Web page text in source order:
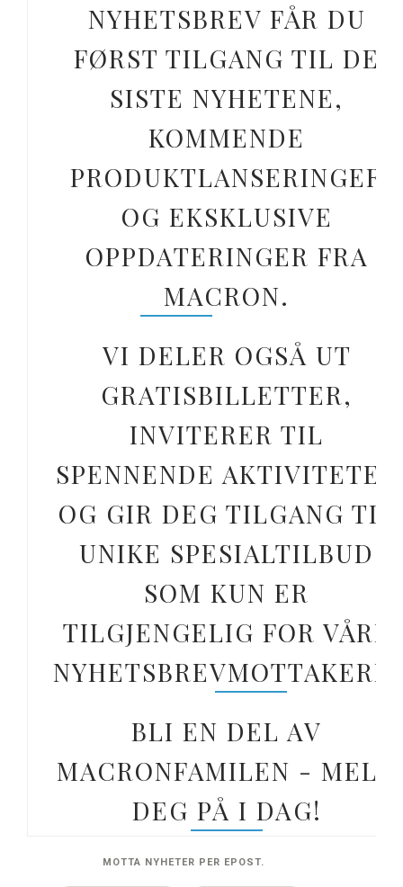
NYHETSBREV FÅR DU
FØRST TILGANG TIL DE
SISTE NYHETENE,
KOMMENDE
PRODUKTLANSERINGER
OG EKSKLUSIVE
OPPDATERINGER FRA
MACRON.
VI DELER OGSÅ UT
GRATISBILLETTER,
INVITERER TIL
SPENNENDE AKTIVITETER
OG GIR DEG TILGANG TIL
UNIKE SPESIALTILBUD
SOM KUN ER
TILGJENGELIG FOR VÅRE
NYHETSBREVMOTTAKERE.
BLI EN DEL AV
MACRONFAMILEN - MELD
DEG PÅ I DAG!
MOTTA NYHETER PER EPOST.